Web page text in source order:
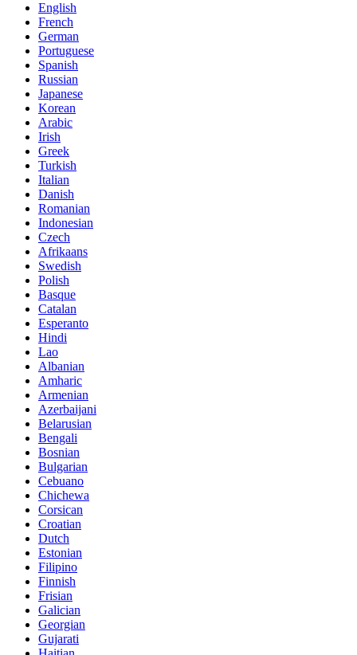
English
French
German
Portuguese
Spanish
Russian
Japanese
Korean
Arabic
Irish
Greek
Turkish
Italian
Danish
Romanian
Indonesian
Czech
Afrikaans
Swedish
Polish
Basque
Catalan
Esperanto
Hindi
Lao
Albanian
Amharic
Armenian
Azerbaijani
Belarusian
Bengali
Bosnian
Bulgarian
Cebuano
Chichewa
Corsican
Croatian
Dutch
Estonian
Filipino
Finnish
Frisian
Galician
Georgian
Gujarati